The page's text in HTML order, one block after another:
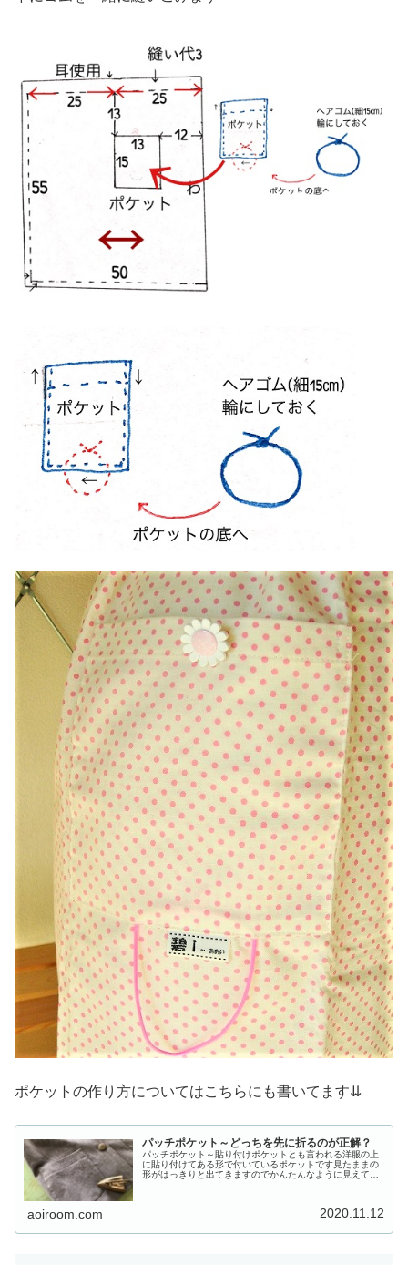
ポケットの作り方についてはこちらにも書いてます⇊
パッチポケット～どっちを先に折るのが正解？
パッチポケット～貼り付けポケットとも言われる洋服の上
に貼り付けてある形で付いているポケットです見たままの
形がはっきりと出てきますのでかんたんなように見えて、
aoiroom.com 2020.11.12